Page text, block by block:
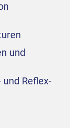
und
Reflex-